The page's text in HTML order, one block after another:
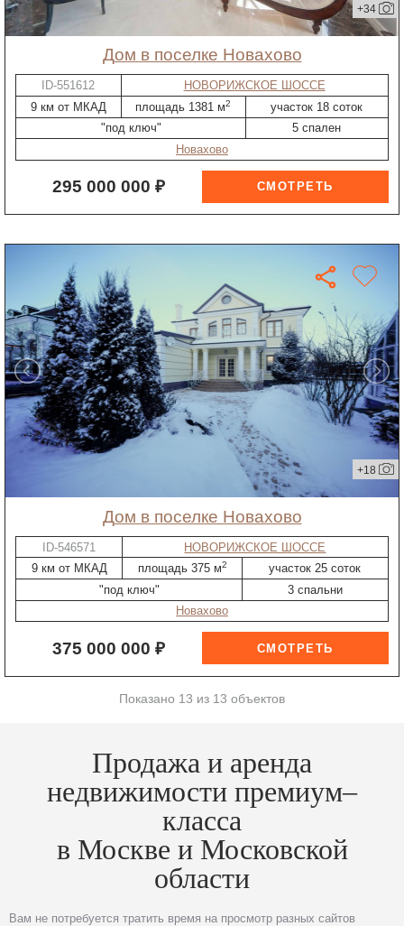
+34
дом в поселке Новахово
ID-551612
НОВОРИЖСКОЕ ШОССЕ
9 км от МКАД
площадь 1381 м2
участок 18 соток
"под ключ"
5 спален
Новахово
295 000 000 ₽
+18
дом в поселке Новахово
ID-546571
НОВОРИЖСКОЕ ШОССЕ
9 км от МКАД
площадь 375 м2
участок 25 соток
"под ключ"
3 спальни
Новахово
375 000 000 ₽
Показано 13 из 13 объектов
Продажа и аренда
недвижимости премиум–
класса
в Москве и Московской
области
Вам не потребуется тратить время на просмотр разных сайтов